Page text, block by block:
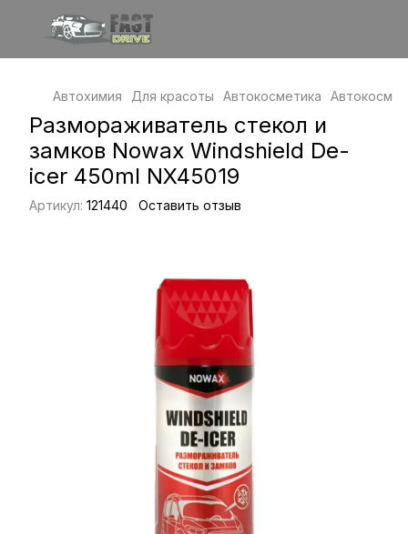
Автохимия Для красоты Автокосметика
Размораживатель стекол и
замков Nowax Windshield De-
icer 450ml NX45019
Артикул: 121440 Оставить отзыв